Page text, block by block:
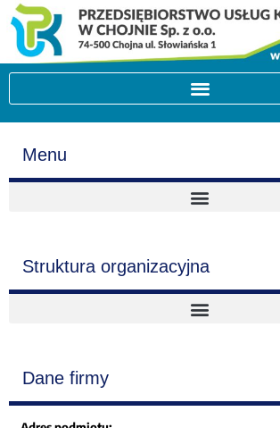
Menu
Struktura organizacyjna
Dane firmy